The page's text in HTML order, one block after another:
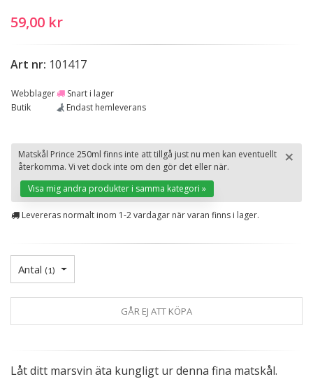
59,00 kr
Art nr: 101417
Webblager
Snart i lager
Butik
Endast hemleverans
×
Matskål Prince 250ml finns inte att tillgå just nu men kan eventuellt
återkomma. Vi vet dock inte om den gör det eller när.
Visa mig andra produkter i samma kategori »
Levereras normalt inom 1-2 vardagar när varan finns i lager.
Antal (1)
GÅR EJ ATT KÖPA
Låt ditt marsvin äta kungligt ur denna fina matskål.